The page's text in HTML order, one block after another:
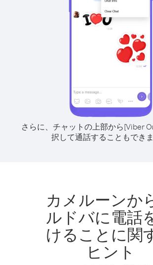
さらに、チャットの上部から[Viber
択して通話することもできま
カメルーンか
ルドバに電話
けることに関
ヒント